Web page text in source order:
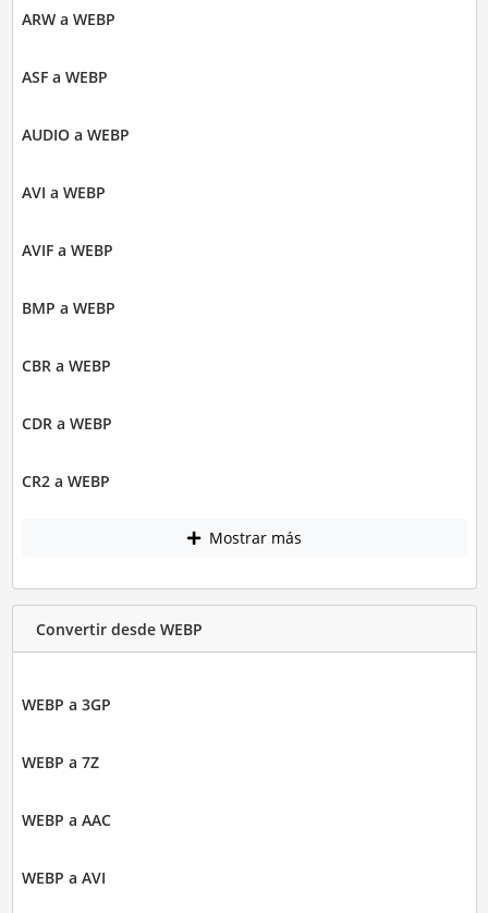
ARW a WEBP
ASF a WEBP
AUDIO a WEBP
AVI a WEBP
AVIF a WEBP
BMP a WEBP
CBR a WEBP
CDR a WEBP
CR2 a WEBP
Mostrar más
Convertir desde WEBP
WEBP a 3GP
WEBP a 7Z
WEBP a AAC
WEBP a AVI